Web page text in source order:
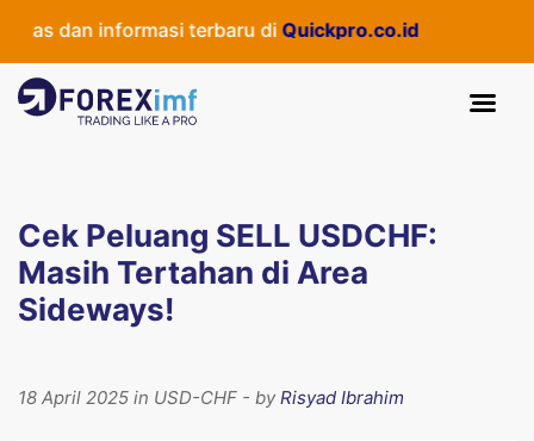
dan informasi terbaru di Quickpro.co.id
Cek Peluang SELL USDCHF:
Masih Tertahan di Area
Sideways!
18 April 2025 in USD-CHF - byRisyad Ibrahim